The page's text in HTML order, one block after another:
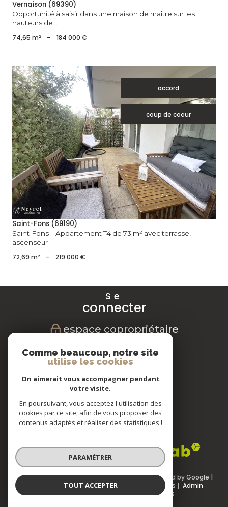
Vernaison (69390)
Opportunité à saisir dans une maison de maître sur les
hauteurs de...
74,65 m² - 184 000 €
accord
coup de coeur
voir le bien
Saint-Fons (69190)
Saint-Fons – Appartement T4 de 73 m² avec terrasse,
ascenseur
72,69 m² - 219 000 €
Se
connecter
espace copropriétaire
Nous
suivre
Nous
adhérons
© 2026 | Tous droits réservés | Traduction powered by Google |
Nos honoraires
Plan du site Mentions légales
Admin
Partenaires
Politique RGPD Cookies
Comme beaucoup, notre site
utilise les cookies
On aimerait vous accompagner pendant
votre visite.
En poursuivant, vous acceptez l'utilisation des
cookies par ce site, afin de vous proposer des
contenus adaptés et réaliser des statistiques !
PARAMÉTRER
TOUT ACCEPTER